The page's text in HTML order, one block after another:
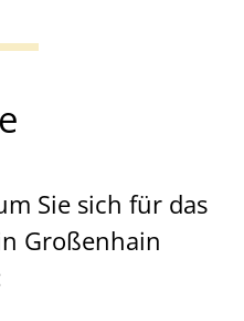
Sie sich für das
Großenhain